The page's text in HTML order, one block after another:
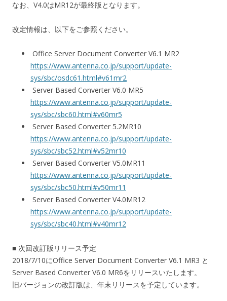
なお、V4.0はMR12が最終版となります。
改定情報は、以下をご参照ください。
Office Server Document Converter V6.1 MR2
https://www.antenna.co.jp/support/update-
sys/sbc/osdc61.html#v61mr2
Server Based Converter V6.0 MR5
https://www.antenna.co.jp/support/update-
sys/sbc/sbc60.html#v60mr5
Server Based Converter 5.2MR10
https://www.antenna.co.jp/support/update-
sys/sbc/sbc52.html#v52mr10
Server Based Converter V5.0MR11
https://www.antenna.co.jp/support/update-
sys/sbc/sbc50.html#v50mr11
Server Based Converter V4.0MR12
https://www.antenna.co.jp/support/update-
sys/sbc/sbc40.html#v40mr12
■ 次回改訂版リリース予定
2018/7/10にOffice Server Document Converter V6.1 MR3 と
Server Based Converter V6.0 MR6をリリースいたします。
旧バージョンの改訂版は、年末リリースを予定しています。